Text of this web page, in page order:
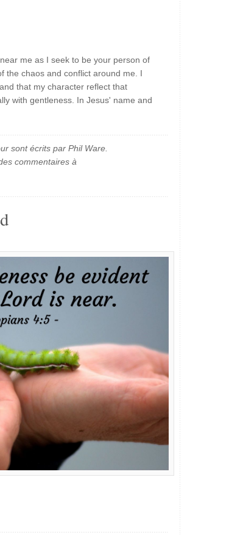
me as I seek to be your person of
the chaos and conflict around me. I
that my character reflect that
with gentleness. In Jesus' name and
sont écrits par Phil Ware.
commentaires à